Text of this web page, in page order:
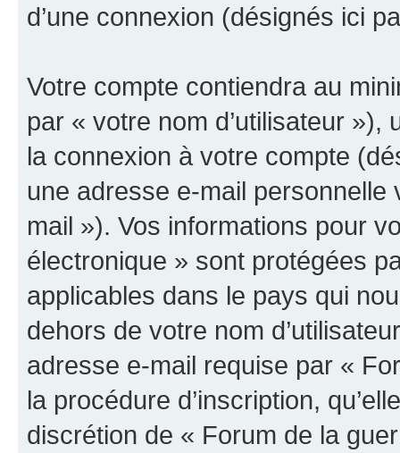
d’une connexion (désignés ici
Votre compte contiendra au
par « votre nom d’utilisateur
la connexion à votre compte
une adresse e-mail
mail »). Vos informations pour
électronique » sont protégées
applicables dans le pays qui
dehors de votre nom
adresse e-mail requise par «
la procédure d’inscription,
discrétion de « Forum de la